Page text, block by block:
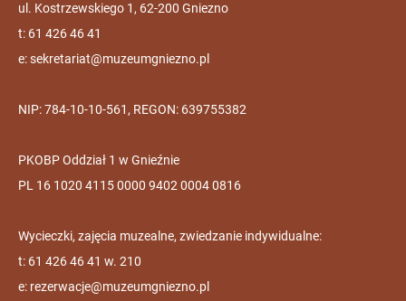
ul. Kostrzewskiego 1, 62-200 Gniezno
t: 61 426 46 41
e:sekretariat@muzeumgniezno.pl
NIP: 784-10-10-561, REGON: 639755382
PKOBP Oddział 1 w Gnieźnie
PL 16 1020 4115 0000 9402 0004 0816
Wycieczki, zajęcia muzealne, zwiedzanie indywidualne:
t: 61 426 46 41 w. 210
e: rezerwacje@muzeumgniezno.pl